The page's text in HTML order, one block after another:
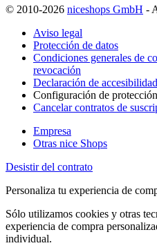
© 2010-2026 niceshops GmbH -
Aviso legal
Protección de datos
Condiciones generales de
revocación
Declaración de accesibilidad
Configuración de
Cancelar contratos de
Empresa
Otras nice Shops
Desistir del contrato
Personaliza tu experiencia de
Sólo utilizamos cookies y otras
experiencia de compra
individual.